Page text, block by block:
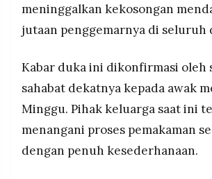
©
PRAMUDITA
Resolusi.co
2026
terlupakan bagi jutaan anak era
mengajarkan bahwa kehebatan
memerlukan kemasan megah
Januari di Longgang, Shenzhen,
perjalanan karier multifaset
stuntman, koreografer aksi, dan
membentuk wajah film kung fu
meninggalkan kekosongan
jutaan penggemarnya di seluruh
Kabar duka ini dikonfirmasi oleh
sahabat dekatnya kepada awak
Minggu. Pihak keluarga saat ini
menangani proses pemakaman
dengan penuh kesederhanaan.